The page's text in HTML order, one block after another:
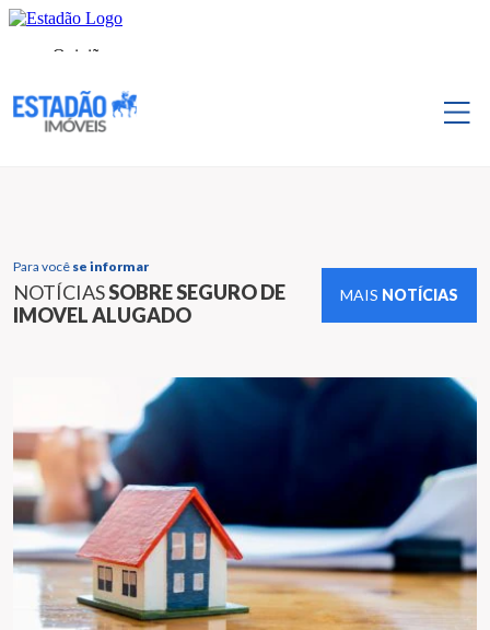
Para você se informar
NOTÍCIASSOBRE SEGURO DE
IMOVEL ALUGADO
MAIS NOTÍCIAS